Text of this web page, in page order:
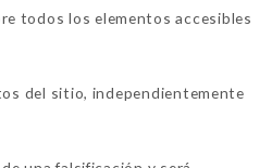
todos los elementos accesibles
del sitio, independientemente